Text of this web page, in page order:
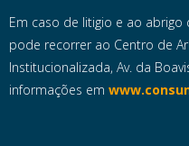
Em caso de litigio e ao abrigo
pode recorrer ao Centro de
Institucionalizada, Av. da
informações em